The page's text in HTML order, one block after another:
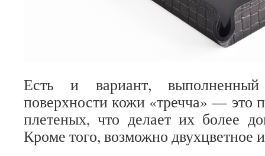
Есть и вариант,
поверхности кожи «тречча» — это
плетеных, что делает их более
Кроме того, возможно двухцветное